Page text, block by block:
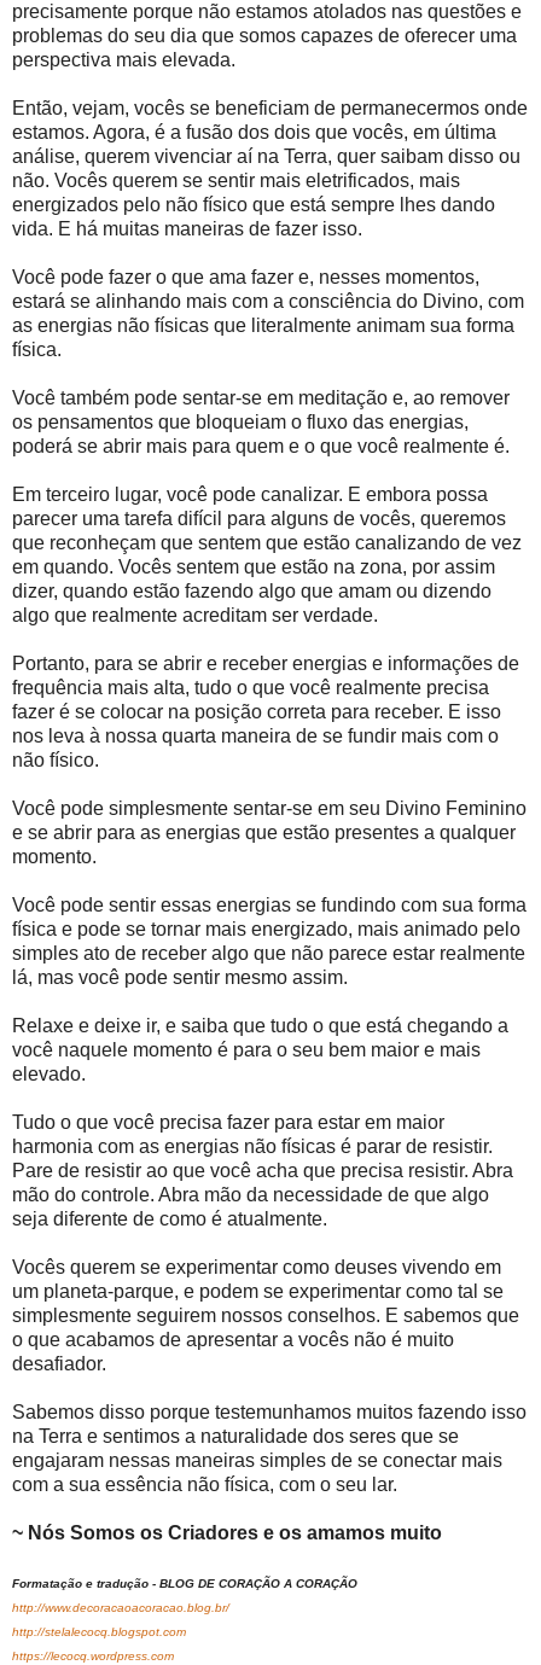
precisamente porque não estamos atolados nas questões e
problemas do seu dia que somos capazes de oferecer uma
perspectiva mais elevada.
Então, vejam, vocês se beneficiam de permanecermos onde
estamos. Agora, é a fusão dos dois que vocês, em última
análise, querem vivenciar aí na Terra, quer saibam disso ou
não. Vocês querem se sentir mais eletrificados, mais
energizados pelo não físico que está sempre lhes dando
vida. E há muitas maneiras de fazer isso.
Você pode fazer o que ama fazer e, nesses momentos,
estará se alinhando mais com a consciência do Divino, com
as energias não físicas que literalmente animam sua forma
física.
Você também pode sentar-se em meditação e, ao remover
os pensamentos que bloqueiam o fluxo das energias,
poderá se abrir mais para quem e o que você realmente é.
Em terceiro lugar, você pode canalizar. E embora possa
parecer uma tarefa difícil para alguns de vocês, queremos
que reconheçam que sentem que estão canalizando de vez
em quando. Vocês sentem que estão na zona, por assim
dizer, quando estão fazendo algo que amam ou dizendo
algo que realmente acreditam ser verdade.
Portanto, para se abrir e receber energias e informações de
frequência mais alta, tudo o que você realmente precisa
fazer é se colocar na posição correta para receber. E isso
nos leva à nossa quarta maneira de se fundir mais com o
não físico.
Você pode simplesmente sentar-se em seu Divino Feminino
e se abrir para as energias que estão presentes a qualquer
momento.
Você pode sentir essas energias se fundindo com sua forma
física e pode se tornar mais energizado, mais animado pelo
simples ato de receber algo que não parece estar realmente
lá, mas você pode sentir mesmo assim.
Relaxe e deixe ir, e saiba que tudo o que está chegando a
você naquele momento é para o seu bem maior e mais
elevado.
Tudo o que você precisa fazer para estar em maior
harmonia com as energias não físicas é parar de resistir.
Pare de resistir ao que você acha que precisa resistir. Abra
mão do controle. Abra mão da necessidade de que algo
seja diferente de como é atualmente.
Vocês querem se experimentar como deuses vivendo em
um planeta-parque, e podem se experimentar como tal se
simplesmente seguirem nossos conselhos. E sabemos que
o que acabamos de apresentar a vocês não é muito
desafiador.
Sabemos disso porque testemunhamos muitos fazendo isso
na Terra e sentimos a naturalidade dos seres que se
engajaram nessas maneiras simples de se conectar mais
com a sua essência não física, com o seu lar.
~ Nós Somos os Criadores e os amamos muito
Formatação e tradução - BLOG DE CORAÇÃO A CORAÇÃO
http://www.decoracaoacoracao.blog.br/
http://stelalecocq.blogspot.com
https://lecocq.wordpress.com